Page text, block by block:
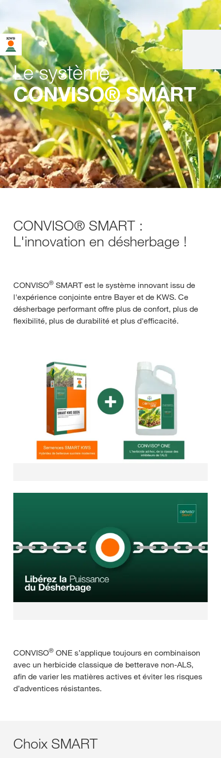
Le système
CONVISO® SMART
CONVISO® SMART :
L'innovation en désherbage !
CONVISO® SMART est le système innovant issu de
l'expérience conjointe entre Bayer et de KWS. Ce
désherbage performant offre plus de confort, plus de
flexibilité, plus de durabilité et plus d'efficacité.
CONVISO® ONE s’applique toujours en combinaison
avec un herbicide classique de betterave non-ALS,
afin de varier les matières actives et éviter les risques
d’adventices résistantes.
Choix SMART